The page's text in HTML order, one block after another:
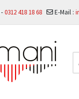
-0312 418 18 68 E-Mail :